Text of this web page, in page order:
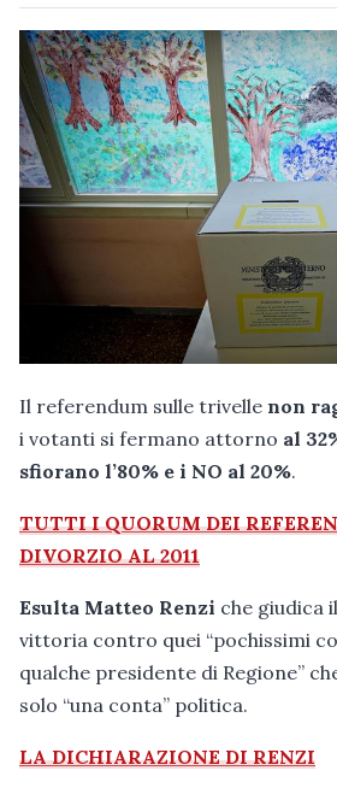
Il referendum sulle trivelle non
i votanti si fermano attorno al
sfiorano l’80% e i NO al 20%.
TUTTI I QUORUM DEI
DIVORZIO AL 2011
Esulta Matteo Renzi che giudica
vittoria contro quei “pochissimi
qualche presidente di Regione”
solo “una conta” politica.
LA DICHIARAZIONE DI RENZI